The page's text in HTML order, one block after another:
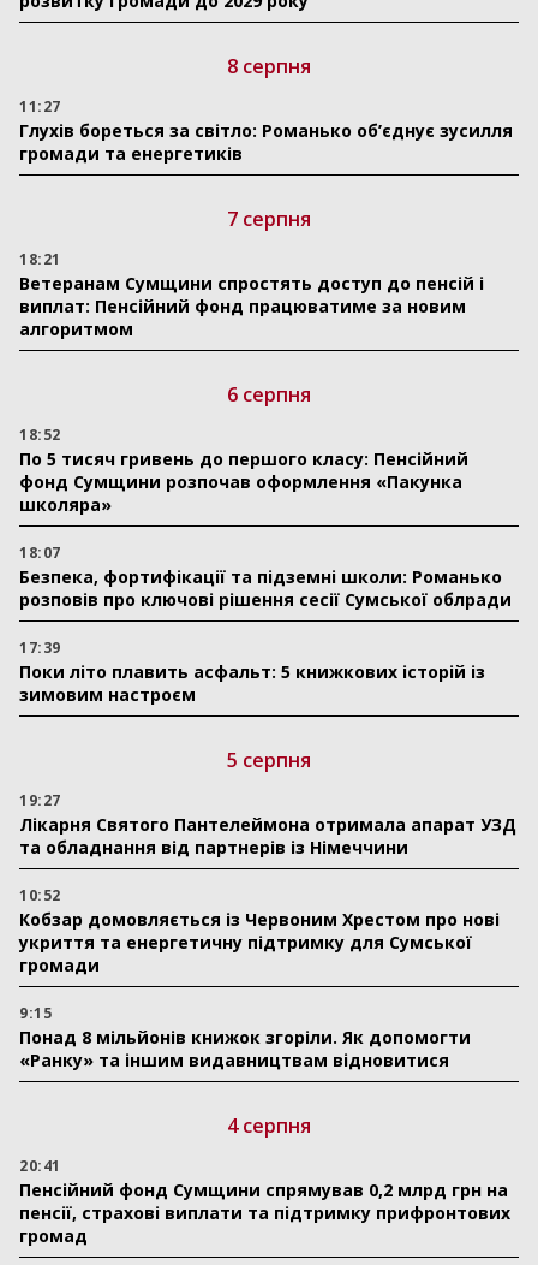
8 серпня
11:27
Глухів бореться за світло: Романько об’єднує зусилля
громади та енергетиків
7 серпня
18:21
Ветеранам Сумщини спростять доступ до пенсій і
виплат: Пенсійний фонд працюватиме за новим
алгоритмом
6 серпня
18:52
По 5 тисяч гривень до першого класу: Пенсійний
фонд Сумщини розпочав оформлення «Пакунка
школяра»
18:07
Безпека, фортифікації та підземні школи: Романько
розповів про ключові рішення сесії Сумської облради
17:39
Поки літо плавить асфальт: 5 книжкових історій із
зимовим настроєм
5 серпня
19:27
Лікарня Святого Пантелеймона отримала апарат УЗД
та обладнання від партнерів із Німеччини
10:52
Кобзар домовляється із Червоним Хрестом про нові
укриття та енергетичну підтримку для Сумської
громади
9:15
Понад 8 мільйонів книжок згоріли. Як допомогти
«Ранку» та іншим видавництвам відновитися
4 серпня
20:41
Пенсійний фонд Сумщини спрямував 0,2 млрд грн на
пенсії, страхові виплати та підтримку прифронтових
громад